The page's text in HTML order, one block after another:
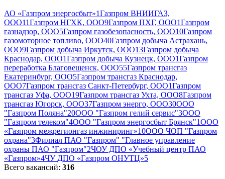
АО «Газпром энергосбыт»1Газпром ВНИИГАЗ,
ООО11Газпром НГХК, ООО9Газпром ПХГ, ООО1Газпром
газнадзор, ООО5Газпром газобезопасность, ООО10Газпром
газомоторное топливо, ООО40Газпром добыча Астрахань,
ООО9Газпром добыча Иркутск, ООО13Газпром добыча
Краснодар, ООО1Газпром добыча Кузнецк, ООО1Газпром
переработка Благовещенск, ООО55Газпром трансгаз
Екатеринбург, ООО5Газпром трансгаз Краснодар,
ООО7Газпром трансгаз Санкт-Петербург, ООО1Газпром
трансгаз Уфа, ООО19Газпром трансгаз Ухта, ООО8Газпром
трансгаз Югорск, ООО37Газпром энерго, ООО30ООО
"Газпром Поляна"20ООО "Газпром гелий сервис"3ООО
"Газпром телеком"4ООО "Газпром энергосбыт Брянск"1ООО
«Газпром межрегионгаз инжиниринг»10ООО ЧОП "Газпром
охрана"3Филиал ПАО "Газпром" "Главное управление
охраны ПАО "Газпром"2ЧОУ ДПО «Учебный центр ПАО
«Газпром»4ЧУ ДПО «Газпром ОНУТЦ»5
Всего вакансий: 316